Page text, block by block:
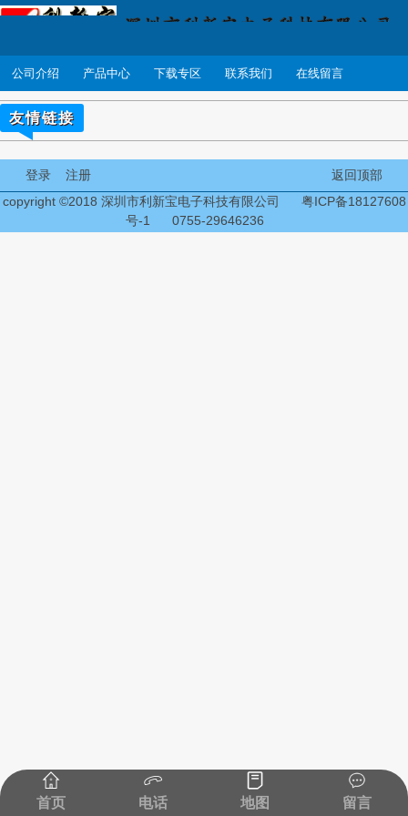
公司介绍 产品中心 下载专区 联系我们 在线留言
友情链接
登录 注册
返回顶部
copyright ©2018 深圳市利新宝电子科技有限公司
粤ICP备18127608
号-1
0755-29646236
首页 电话 地图 留言